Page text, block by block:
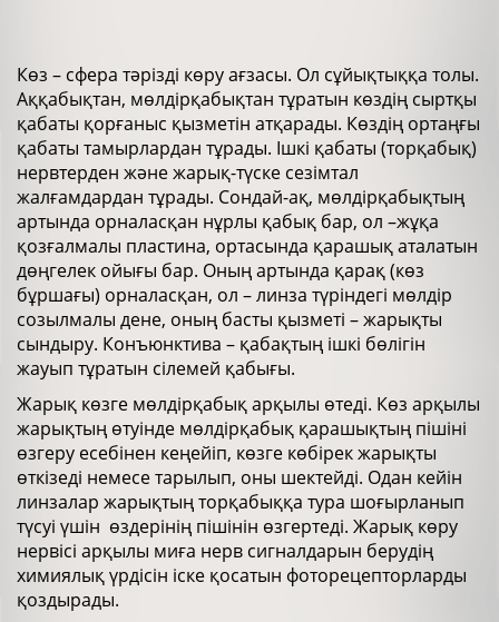
Көз – сфера тәрізді көру ағзасы. Ол сұйықтыққа толы.
Аққабықтан, мөлдірқабықтан тұратын көздің сыртқы
қабаты қорғаныс қызметін атқарады. Көздің ортаңғы
қабаты тамырлардан тұрады. Ішкі қабаты (торқабық)
нервтерден және жарық-түске сезімтал
жалғамдардан тұрады. Сондай-ақ, мөлдірқабықтың
артында орналасқан нұрлы қабық бар, ол –жұқа
қозғалмалы пластина, ортасында қарашық аталатын
дөңгелек ойығы бар. Оның артында қарақ (көз
бұршағы) орналасқан, ол – линза түріндегі мөлдір
созылмалы дене, оның басты қызметі – жарықты
сындыру. Конъюнктива – қабақтың ішкі бөлігін
жауып тұратын сілемей қабығы.
Жарық көзге мөлдірқабық арқылы өтеді. Көз арқылы
жарықтың өтуінде мөлдірқабық қарашықтың пішіні
өзгеру есебінен кеңейіп, көзге көбірек жарықты
өткізеді немесе тарылып, оны шектейді. Одан кейін
линзалар жарықтың торқабыққа тура шоғырланып
түсуі үшін өздерінің пішінін өзгертеді. Жарық көру
нервісі арқылы миға нерв сигналдарын берудің
химиялық үрдісін іске қосатын фоторецепторларды
қоздырады.